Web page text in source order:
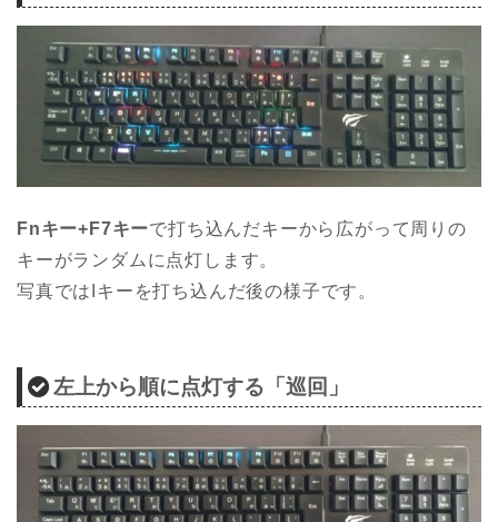
Fnキー+F7キーで打ち込んだキーから広がって周りの
キーがランダムに点灯します。
写真ではIキーを打ち込んだ後の様子です。
左上から順に点灯する「巡回」